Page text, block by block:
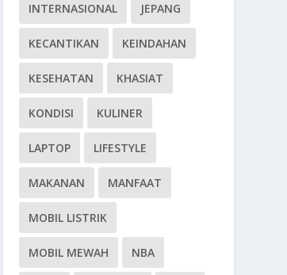
INTERNASIONAL JEPANG
KECANTIKAN KEINDAHAN
KESEHATAN KHASIAT
KONDISI KULINER
LAPTOP LIFESTYLE
MAKANAN MANFAAT
MOBIL LISTRIK
MOBIL MEWAH NBA